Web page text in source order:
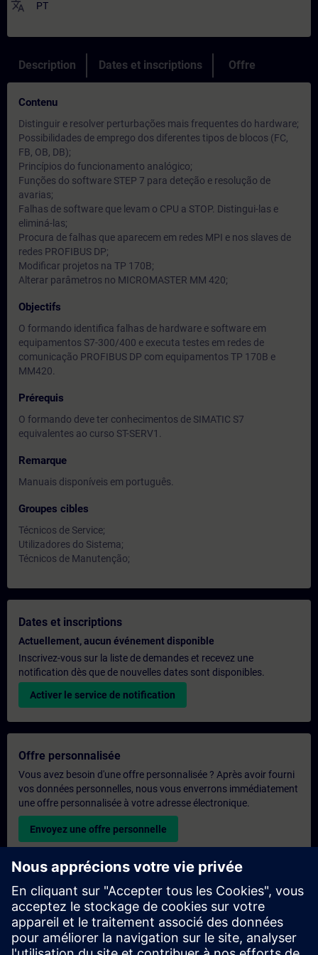
translate PT
Description Dates et inscriptions Offre
Contenu
Distinguir e resolver perturbações mais frequentes do hardware;
Possibilidades de emprego dos diferentes tipos de blocos (FC,
FB, OB, DB);
Princípios do funcionamento analógico;
Funções do software STEP 7 para deteção e resolução de
avarias;
Falhas de software que levam o CPU a STOP. Distingui-las e
eliminá-las;
Procura de falhas que aparecem em redes MPI e nos slaves de
redes PROFIBUS DP;
Modificar projetos na TP 170B;
Alterar parâmetros no MICROMASTER MM 420;
Objectifs
O formando identifica falhas de hardware e software em
equipamentos S7-300/400 e executa testes em redes de
comunicação PROFIBUS DP com equipamentos TP 170B e
MM420.
Prérequis
O formando deve ter conhecimentos de SIMATIC S7
equivalentes ao curso ST-SERV1.
Remarque
Manuais disponíveis em português.
Groupes cibles
Técnicos de Service;
Utilizadores do Sistema;
Técnicos de Manutenção;
Dates et inscriptions
Actuellement, aucun événement disponible
Inscrivez-vous sur la liste de demandes et recevez une
notification dès que de nouvelles dates sont disponibles.
Activer le service de notification
Offre personnalisée
Vous avez besoin d'une offre personnalisée ? Après avoir fourni
vos données personnelles, nous vous enverrons immédiatement
une offre personnalisée à votre adresse électronique.
Envoyez une offre personnelle
Demande de formation exclusive
Veuillez remplir le formulaire ci-dessous si vous souhaitez
obtenir un devis pour une formation exclusive, que ce soit sur
site, en ligne ou dans notre centre de formation SITRAIN. Ce
type de demande convient aux groupes plus importants (6